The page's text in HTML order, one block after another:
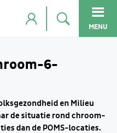
MENU
6-
en Milieu
de situatie rond chroom-
dan de POMS-locaties.